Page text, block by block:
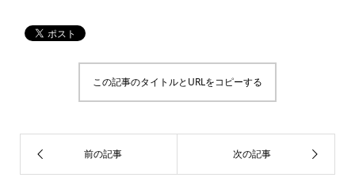
この記事のタイトルとURLをコピーする